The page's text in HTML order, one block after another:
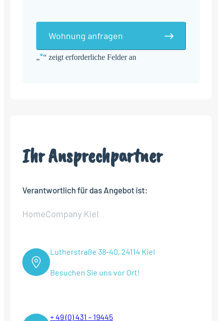
„*“ zeigt erforderliche Felder an
Wohnung anfragen
Ihr Ansprechpartner
Verantwortlich für das Angebot ist:
HomeCompany Kiel
Lutherstraße 38-40, 24114 Kiel
Besuchen Sie uns vor Ort!
+ 49 (0) 431 – 19445